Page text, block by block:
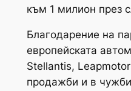
към 1 милион през
Благодарение на
европейската
Stellantis,
продажби и в